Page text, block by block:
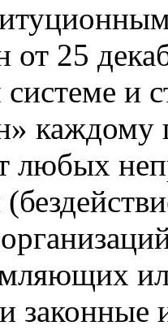
от 25
и
каждому
любых
законные